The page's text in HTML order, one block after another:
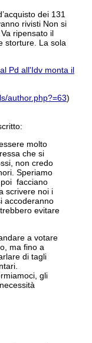
dei 131
rivisti Non si
ripensato il
storture. La sola
Pd all'Idv monta il
author.php?=63)
molto
che si
non credo
Speriamo
facciano
scrivere noi i
accoderanno
evitare
a votare
ma fino a
di tagli
gli